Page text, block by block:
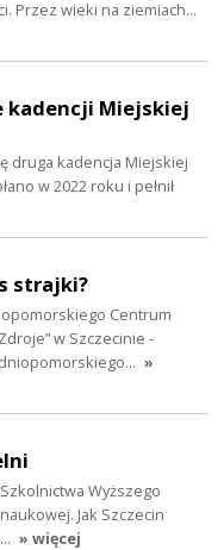
Przez wieki na ziemiach…
kadencji Miejskiej
druga kadencja Miejskiej
w 2022 roku i pełnił
strajki?
Centrum
w Szczecinie -
»
Wyższego
Jak Szczecin
» więcej